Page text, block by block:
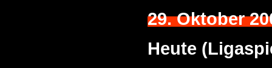
29. Oktober
Heute